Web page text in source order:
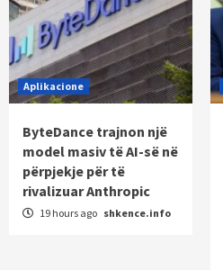
Aplikacione
ByteDance trajnon një
model masiv të AI-së në
përpjekje për të
rivalizuar Anthropic
19 hours ago shkence.info